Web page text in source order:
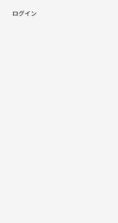
ログイン